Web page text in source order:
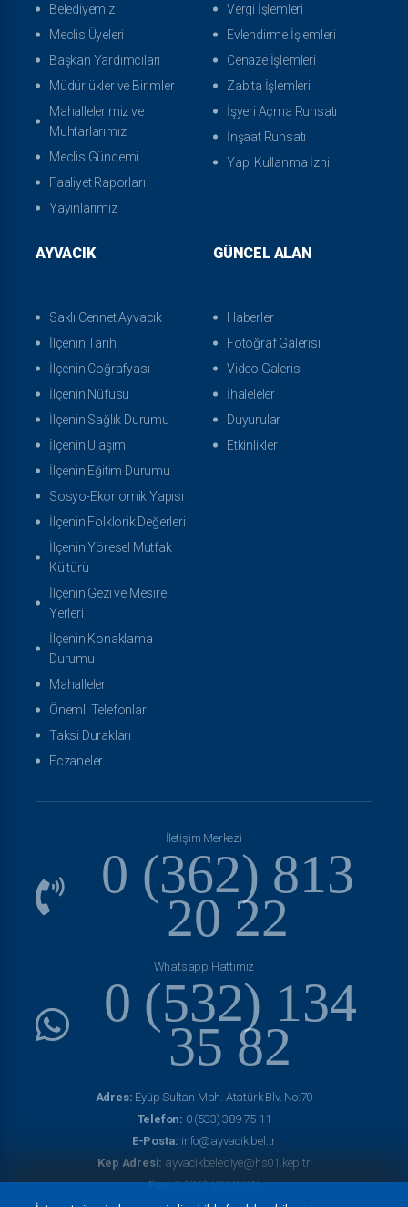
Belediyemiz
Meclis Üyeleri
Başkan Yardımcıları
Müdürlükler ve Birimler
Mahallelerimiz ve
Muhtarlarımız
Meclis Gündemi
Faaliyet Raporları
Yayınlarımız
Vergi İşlemleri
Evlendirme İşlemleri
Cenaze İşlemleri
Zabıta İşlemleri
İşyeri Açma Ruhsatı
İnşaat Ruhsatı
Yapı Kullanma İzni
AYVACIK
Saklı Cennet Ayvacık
İlçenin Tarihi
İlçenin Coğrafyası
İlçenin Nüfusu
İlçenin Sağlık Durumu
İlçenin Ulaşımı
İlçenin Eğitim Durumu
Sosyo-Ekonomik Yapısı
İlçenin Folklorik Değerleri
İlçenin Yöresel Mutfak
Kültürü
İlçenin Gezi ve Mesire
Yerleri
İlçenin Konaklama
Durumu
Mahalleler
Önemli Telefonlar
Taksi Durakları
Eczaneler
GÜNCEL ALAN
Haberler
Fotoğraf Galerisi
Video Galerisi
İhaleleler
Duyurular
Etkinlikler
İletişim Merkezi
0 (362) 813
20 22
Whatsapp Hattımız
0 (532) 134
35 82
Adres: Eyüp Sultan Mah. Atatürk Blv. No:70
Telefon: 0 (533) 389 75 11
E-Posta: info@ayvacik.bel.tr
Kep Adresi: ayvacikbelediye@hs01.kep.tr
Fax:0 (362) 813 20 23